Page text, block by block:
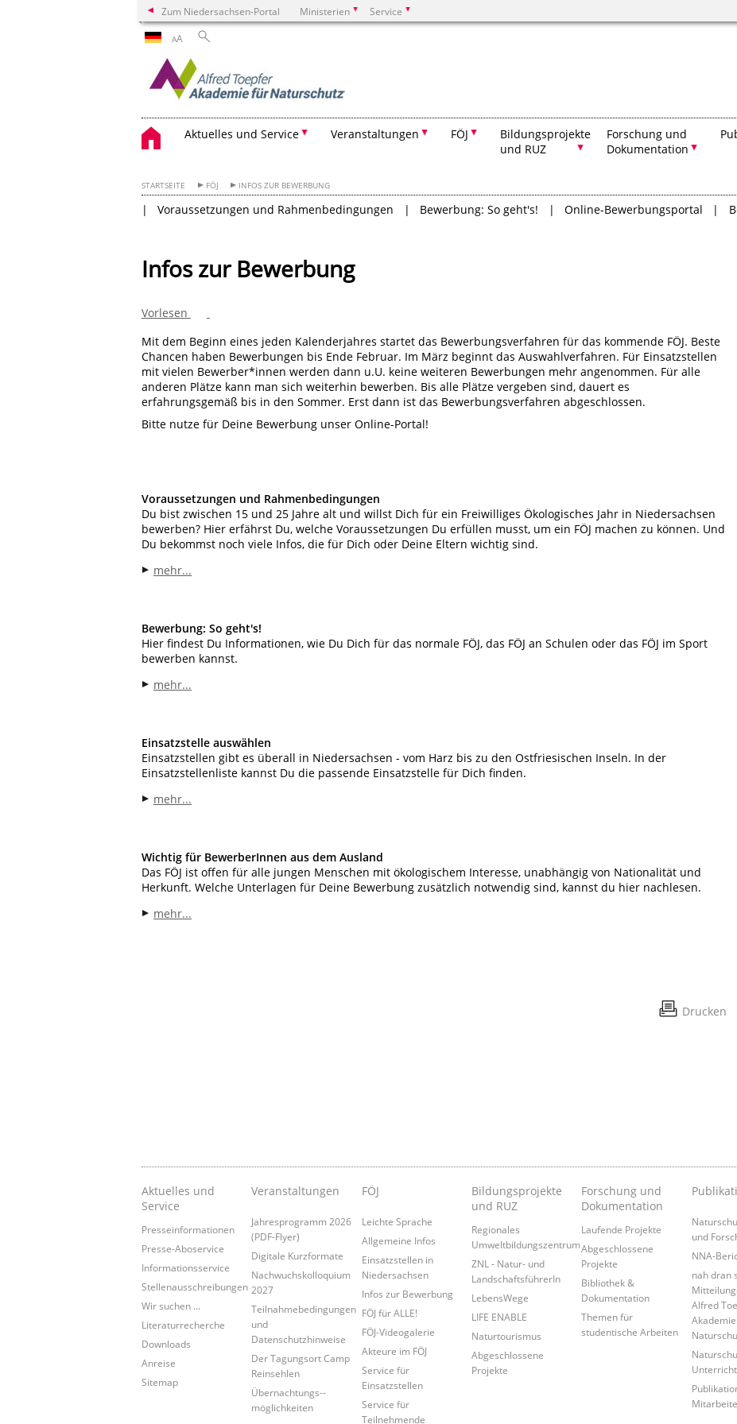
Zum Niedersachsen-Portal Ministerien Service
AA
Aktuelles und Service Veranstaltungen FÖJ
Bildungsprojekte
und RUZ
Forschung und
Dokumentation
STARTSEITE FÖJ INFOS ZUR BEWERBUNG
Voraussetzungen und Rahmenbedingungen Bewerbung: So geht's! Online-Bewerbungsportal
Infos zur Bewerbung
Vorlesen
Mit dem Beginn eines jeden Kalenderjahres startet das Bewerbungsverfahren für das kommende FÖJ. Beste
Chancen haben Bewerbungen bis Ende Februar. Im März beginnt das Auswahlverfahren. Für Einsatzstellen
mit vielen Bewerber*innen werden dann u.U. keine weiteren Bewerbungen mehr angenommen. Für alle
anderen Plätze kann man sich weiterhin bewerben. Bis alle Plätze vergeben sind, dauert es
erfahrungsgemäß bis in den Sommer. Erst dann ist das Bewerbungsverfahren abgeschlossen.
Bitte nutze für Deine Bewerbung unser Online-Portal!
Voraussetzungen und Rahmenbedingungen
Du bist zwischen 15 und 25 Jahre alt und willst Dich für ein Freiwilliges Ökologisches Jahr in Niedersachsen
bewerben? Hier erfährst Du, welche Voraussetzungen Du erfüllen musst, um ein FÖJ machen zu können. Und
Du bekommst noch viele Infos, die für Dich oder Deine Eltern wichtig sind.
mehr...
Bewerbung: So geht's!
Hier findest Du Informationen, wie Du Dich für das normale FÖJ, das FÖJ an Schulen oder das FÖJ im Sport
bewerben kannst.
mehr...
Einsatzstelle auswählen
Einsatzstellen gibt es überall in Niedersachsen - vom Harz bis zu den Ostfriesischen Inseln. In der
Einsatzstellenliste kannst Du die passende Einsatzstelle für Dich finden.
mehr...
Wichtig für BewerberInnen aus dem Ausland
Das FÖJ ist offen für alle jungen Menschen mit ökologischem Interesse, unabhängig von Nationalität und
Herkunft. Welche Unterlagen für Deine Bewerbung zusätzlich notwendig sind, kannst du hier nachlesen.
mehr...
Drucken
Aktuelles und
Service
Presseinformationen
Presse-Aboservice
Informationsservice
Stellenausschreibungen
Wir suchen ...
Literaturrecherche
Downloads
Anreise
Sitemap
Veranstaltungen
Jahresprogramm 2026
(PDF-Flyer)
Digitale Kurzformate
Nachwuchskolloquium
2027
Teilnahmebedingungen
und
Datenschutzhinweise
Der Tagungsort Camp
Reinsehlen
Übernachtungs-­
möglichkeiten
FÖJ
Leichte Sprache
Allgemeine Infos
Einsatzstellen in
Niedersachsen
Infos zur Bewerbung
FÖJ für ALLE!
FÖJ-Videogalerie
Akteure im FÖJ
Service für
Einsatzstellen
Service für
Teilnehmende
Bildungsprojekte
und RUZ
Regionales
Umweltbildungszentrum
ZNL - Natur- und
LandschaftsführerIn
LebensWege
LIFE ENABLE
Naturtourismus
Abgeschlossene
Projekte
Forschung und
Dokumentation
Laufende Projekte
Abgeschlossene
Projekte
Bibliothek &
Dokumentation
Themen für
studentische Arbeiten
und
NNA-
nah dran
Alfred
Unterricht